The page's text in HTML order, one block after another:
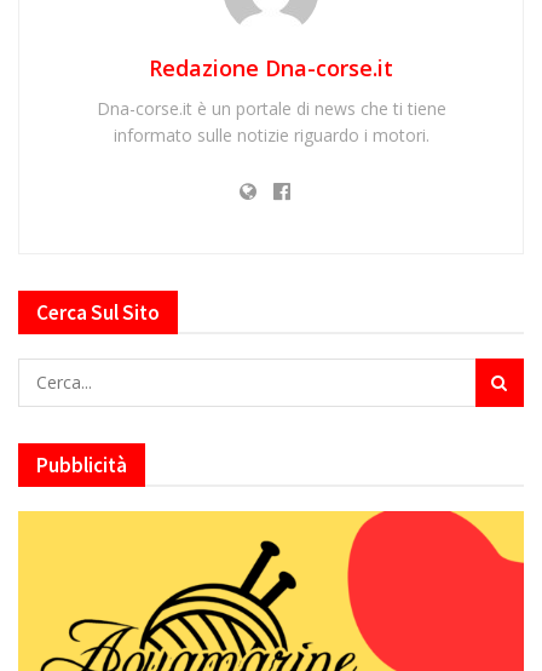
Redazione Dna-corse.it
Dna-corse.it è un portale di news che ti tiene
informato sulle notizie riguardo i motori.
Cerca Sul Sito
Pubblicità